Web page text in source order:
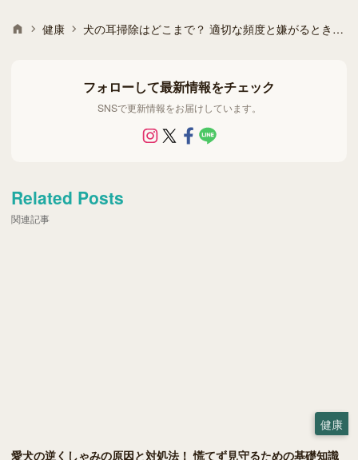
健康 犬の耳掃除はどこまで？ 適切な頻度と嫌がるときの対処法
フォローして最新情報をチェック
SNSで更新情報をお届けしています。
Related Posts
関連記事
健康
愛犬の逆くしゃみの原因と対処法！ 慌てず見守るための基礎知識